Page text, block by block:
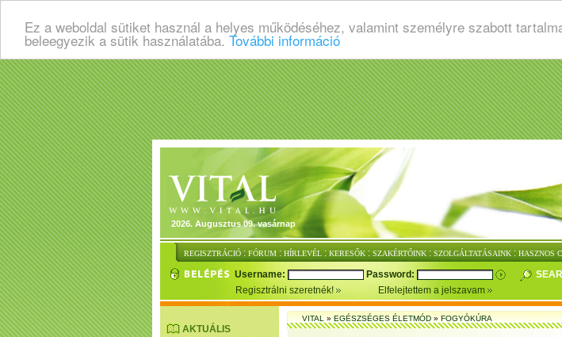
Ez a weboldal sütiket használ a helyes működéséhez, valamint személyre szabott
beleegyezik a sütik használatába. További információ
2026. Augusztus 09. vasárnap
REGISZTRÁCIÓ : FÓRUM : HÍRLEVÉL : KERESŐK : SZAKÉRTŐINK : SZOLGÁLTATÁSAINK : HASZNOS
Username: Password:
Regisztrálni szeretnék!
Elfelejtettem a jelszavam
AKTUÁLIS
VITAL»EGÉSZSÉGES ÉLETMÓD»FOGYÓKÚRA